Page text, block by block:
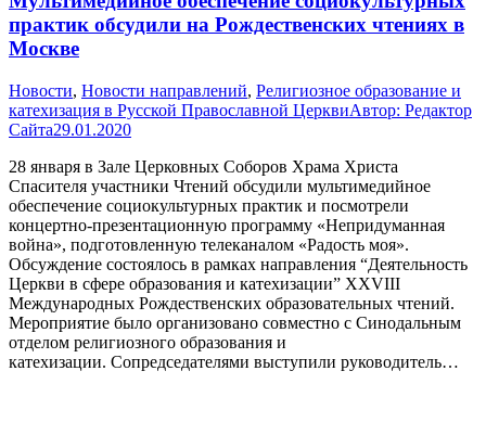
практик обсудили на Рождественских чтениях в
Москве
Новости, Новости направлений, Религиозное образование и
катехизация в Русской Православной ЦерквиАвтор: Редактор
Сайта29.01.2020
28 января в Зале Церковных Соборов Храма Христа
Спасителя участники Чтений обсудили мультимедийное
обеспечение социокультурных практик и посмотрели
концертно-презентационную программу «Непридуманная
война», подготовленную телеканалом «Радость моя».
Обсуждение состоялось в рамках направления “Деятельность
Церкви в сфере образования и катехизации” XXVIII
Международных Рождественских образовательных чтений.
Мероприятие было организовано совместно с Синодальным
отделом религиозного образования и
катехизации. Сопредседателями выступили руководитель…